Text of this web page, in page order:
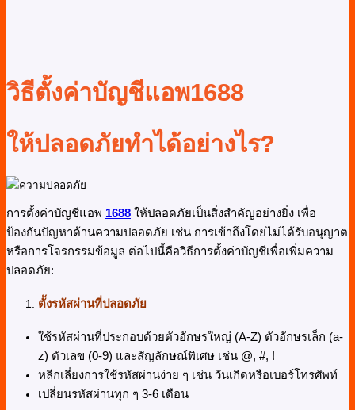
วิธีตั้งค่าบัญชีแอพ1688
ให้ปลอดภัยทำได้อย่างไร?
การตั้งค่าบัญชีแอพ 1688 ให้ปลอดภัยเป็นสิ่งสำคัญอย่างยิ่ง เพื่อ
ป้องกันปัญหาด้านความปลอดภัย เช่น การเข้าถึงโดยไม่ได้รับอนุญาต
หรือการโจรกรรมข้อมูล ต่อไปนี้คือวิธีการตั้งค่าบัญชีเพื่อเพิ่มความ
ปลอดภัย:
ตั้งรหัสผ่านที่ปลอดภัย
ใช้รหัสผ่านที่ประกอบด้วยตัวอักษรใหญ่ (A-Z) ตัวอักษรเล็ก (a-
z) ตัวเลข (0-9) และสัญลักษณ์พิเศษ เช่น @, #, !
หลีกเลี่ยงการใช้รหัสผ่านง่าย ๆ เช่น วันเกิดหรือเบอร์โทรศัพท์
เปลี่ยนรหัสผ่านทุก ๆ 3-6 เดือน